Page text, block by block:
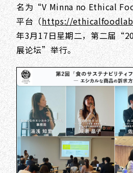
名为“V Minna no Ethical
平台（https://
年3月17日星期二，第二届
展论坛”举行。